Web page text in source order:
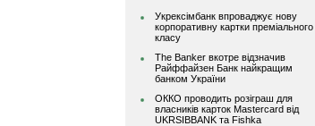
Укрексімбанк впроваджує нову
корпоративну картки преміального
класу
The Banker вкотре відзначив
Райффайзен Банк найкращим
банком України
ОККО проводить розіграш для
власників карток Mastercard від
UKRSIBBANK та Fishka